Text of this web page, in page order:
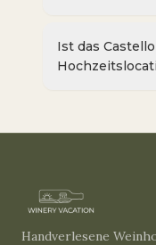
Ist das
Handverlesene